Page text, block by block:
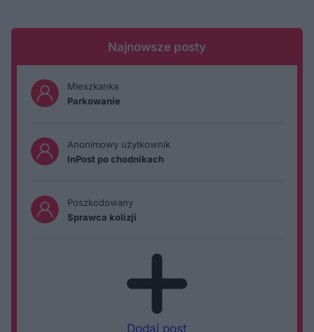
Najnowsze posty
Mieszkanka
Parkowanie
Anonimowy użytkownik
InPost po chodnikach
Poszkodowany
Sprawca kolizji
Dodaj post